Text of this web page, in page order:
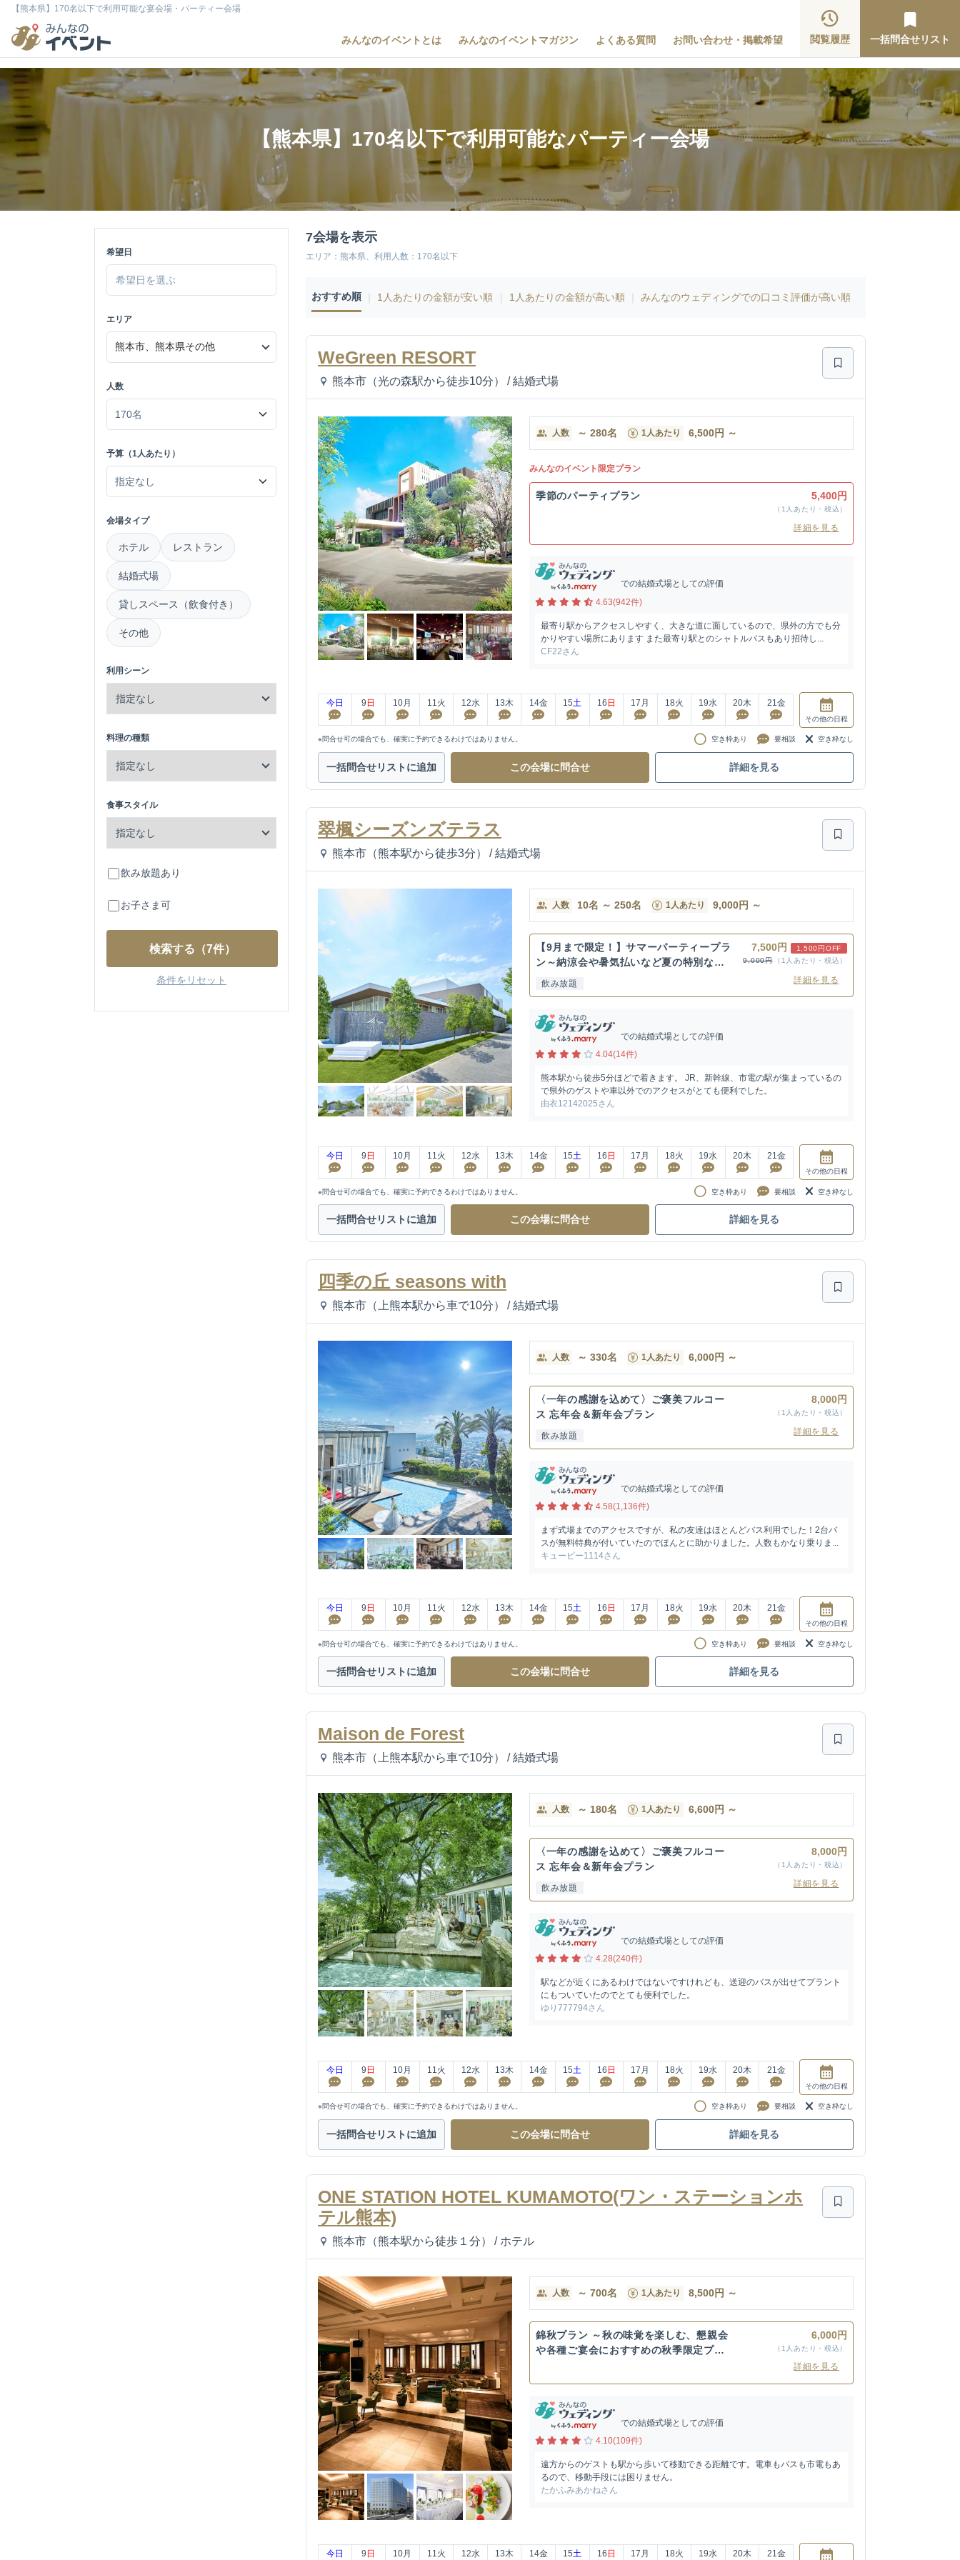
【熊本県】170名以下で利用可能な宴会場・パーティー会場
みんなのイベントとは みんなのイベントマガジン よくある質問 お問い合わせ・掲載希望 閲覧履歴 一括問合せリスト
【熊本県】170名以下で利用可能なパーティー会場
希望日
エリア
人数
予算（1人あたり）
会場タイプ
ホテル レストラン
結婚式場
貸しスペース（飲食付き）
その他
利用シーン
料理の種類
食事スタイル
飲み放題あり
お子さま可
検索する （7件）
条件をリセット
7会場を表示
エリア：熊本県、利用人数：170名以下
おすすめ順 1人あたりの金額が安い順 1人あたりの金額が高い順 みんなのウェディングでの口コミ評価が高い順
WeGreen RESORT
熊本市（光の森駅から徒歩10分） / 結婚式場
人数 ～ 280名 1人あたり 6,500円 ～
みんなのイベント限定プラン
季節のパーティプラン 5,400円
（1人あたり・税込）
詳細を見る
での結婚式場としての評価
4.63(942件)
最寄り駅からアクセスしやすく、大きな道に面しているので、県外の方でも分
かりやすい場所にあります また最寄り駅とのシャトルバスもあり招待し...
CF22さん
今日 9 日 10月 11火 12水 13木 14金 15土 16 日 17 月 18火 19水 20木 21金
その他の日程
※問合せ可の場合でも、確実に予約できるわけではありません。 空き枠あり 要相談 空き枠なし
一括問合せリストに追加 この会場に問合せ 詳細を見る
翠楓シーズンズテラス
熊本市（熊本駅から徒歩3分） / 結婚式場
人数 10名 ～ 250名 1人あたり 9,000円 ～
【9月まで限定！】サマーパーティープラ
ン～納涼会や暑気払いなど夏の特別な日
の...
飲み放題
7,500円
1,500円OFF
9,000円
（1人あたり・税込）
詳細を見る
での結婚式場としての評価
4.04(14件)
熊本駅から徒歩5分ほどで着きます。 JR、新幹線、市電の駅が集まっているの
で県外のゲストや車以外でのアクセスがとても便利でした。
由衣12142025さん
今日 9 日 10月 11 火 12水 13木 14金 15土 16 日 17 月 18火 19水 20木 21 金
その他の日程
※問合せ可の場合でも、確実に予約できるわけではありません。 空き枠あり 要相談 空き枠なし
一括問合せリストに追加 この会場に問合せ 詳細を見る
四季の丘 seasons with
熊本市（上熊本駅から車で10分） / 結婚式場
人数 ～ 330名 1人あたり 6,000円 ～
〈一年の感謝を込めて〉ご褒美フルコー
ス 忘年会＆新年会プラン
飲み放題
8,000円
（1人あたり・税込）
詳細を見る
での結婚式場としての評価
4.58(1,136件)
まず式場までのアクセスですが、私の友達はほとんどバス利用でした！2台バ
スが無料特典が付いていたのでほんとに助かりました。人数もかなり乗りま...
キューピー1114さん
今日 9 日 10月 11 火 12水 13木 14金 15土 16 日 17 月 18火 19水 20木 21 金
その他の日程
※問合せ可の場合でも、確実に予約できるわけではありません。 空き枠あり 要相談 空き枠なし
一括問合せリストに追加 この会場に問合せ 詳細を見る
Maison de Forest
熊本市（上熊本駅から車で10分） / 結婚式場
人数 ～ 180名 1人あたり 6,600円 ～
〈一年の感謝を込めて〉ご褒美フルコー
ス 忘年会＆新年会プラン
飲み放題
8,000円
（1人あたり・税込）
詳細を見る
での結婚式場としての評価
4.28(240件)
駅などが近くにあるわけではないですけれども、送迎のバスが出せてプラント
にもついていたのでとても便利でした。
ゆり777794さん
今日 9 日 10月 11火 12水 13木 14金 15土 16 日 17 月 18火 19水 20木 21金
その他の日程
※問合せ可の場合でも、確実に予約できるわけではありません。 空き枠あり 要相談 空き枠なし
一括問合せリストに追加 この会場に問合せ 詳細を見る
ONE STATION HOTEL KUMAMOTO(ワン・ステーションホ
テル熊本)
熊本市（熊本駅から徒歩１分） / ホテル
人数 ～ 700名 1人あたり 8,500円 ～
錦秋プラン ～秋の味覚を楽しむ、懇親会
や各種ご宴会におすすめの秋季限定プラ
6,000円
（1人あたり・税込）
詳細を見る
での結婚式場としての評価
4.10(109件)
遠方からのゲストも駅から歩いて移動できる距離です。電車もバスも市電もあ
るので、移動手段には困りません。
たかふみあかねさん
今日 9 日 10月 11火 12水 13木 14金 15土 16 日 17 月 18火 19水 20木 21金